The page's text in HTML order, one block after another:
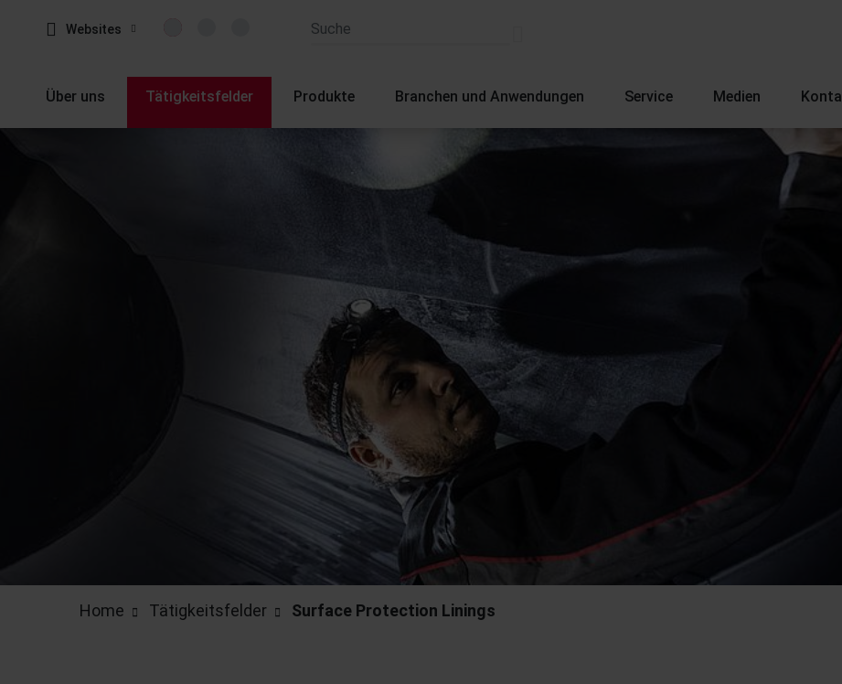
Websites
Über uns Tätigkeitsfelder Produkte Branchen und Anwendungen Service Medien
Home Tätigkeitsfelder Surface Protection Linings